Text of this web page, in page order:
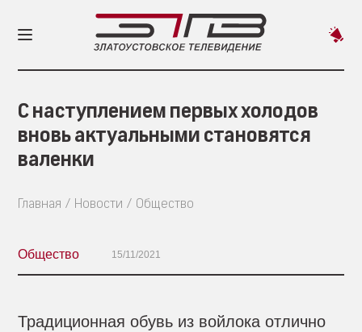
С наступлением первых холодов
вновь актуальными становятся
валенки
Главная Новости Общество
Общество 15/11/2021
Традиционная обувь из войлока отлично